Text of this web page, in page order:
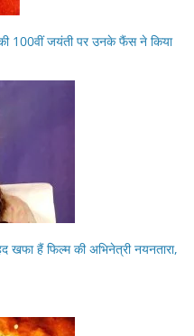
100वीं जयंती पर उनके फैंस ने किया
हैं फिल्म की अभिनेत्री नयनतारा,